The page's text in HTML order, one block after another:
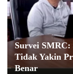
Survei SMRC:
Tidak Yakin
Benar